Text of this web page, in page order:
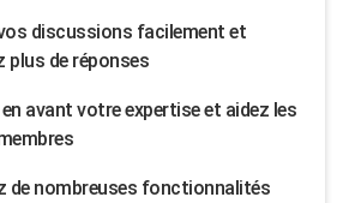
discussions facilement et
plus de réponses
avant votre expertise et aidez les
de nombreuses fonctionnalités